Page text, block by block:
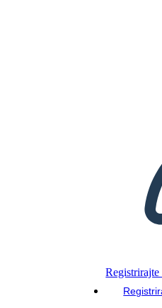
Registrirajte
cronologia
Kopirajte to
USTVARITE